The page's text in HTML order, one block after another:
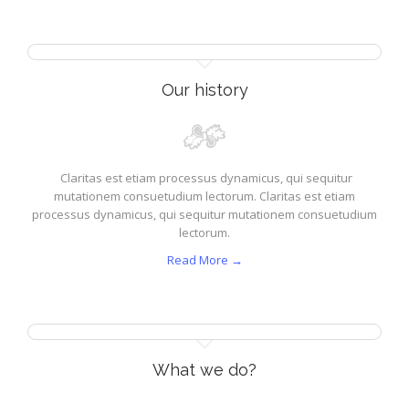
Our history
Claritas est etiam processus dynamicus, qui sequitur
mutationem consuetudium lectorum. Claritas est etiam
processus dynamicus, qui sequitur mutationem consuetudium
lectorum.
Read More →
What we do?